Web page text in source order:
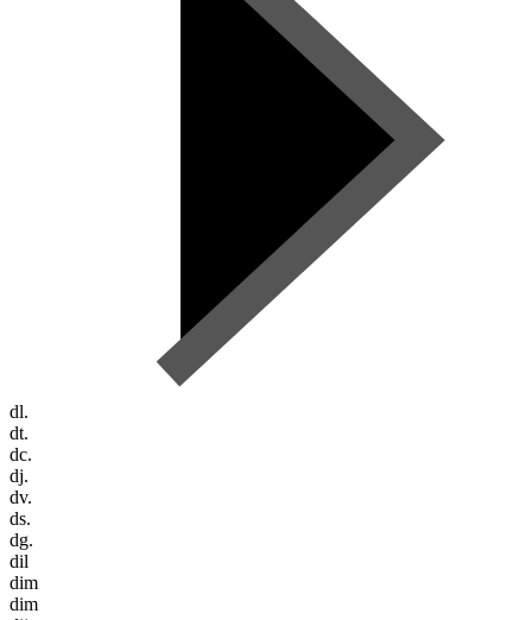
dl.
dt.
dc.
dj.
dv.
ds.
dg.
dil
dim
dim